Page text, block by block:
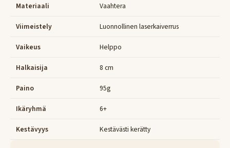
Materiaali Vaahtera
Viimeistely Luonnollinen laserkaiverrus
Vaikeus Helppo
Halkaisija 8 cm
Paino 95g
Ikäryhmä 6+
Kestävyys Kestävästi kerätty